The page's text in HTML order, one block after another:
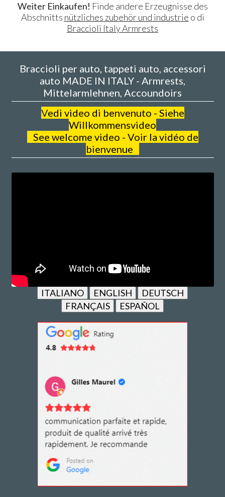
Weiter Einkaufen! Finde andere Erzeugnisse des
Abschnitts nützliches zubehör und industrie o di
Braccioli Italy Armrests
Braccioli per auto, tappeti auto, accessori
auto MADE IN ITALY - Armrests,
Mittelarmlehnen, Accoundoirs
Vedi video di benvenuto - Siehe
Willkommensvideo
See welcome video - Voir la vidéo de
bienvenue
ITALIANO ENGLISH
DEUTSCH
FRANÇAIS
ESPAÑOL